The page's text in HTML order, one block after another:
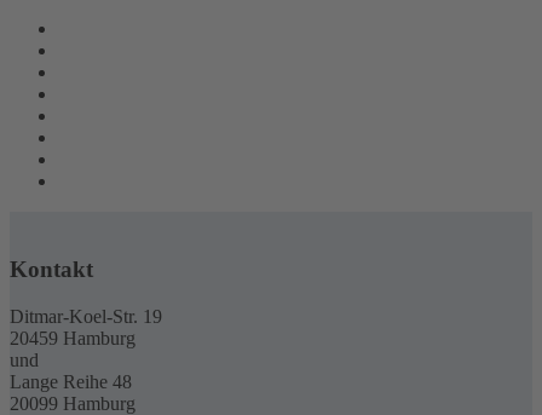
Kontakt
Ditmar-Koel-Str. 19
20459 Hamburg
und
Lange Reihe 48
20099 Hamburg